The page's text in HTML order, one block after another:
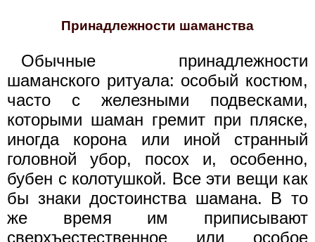
Принадлежности шаманства
Обычные принадлежности
шаманского ритуала: особый костюм,
часто с железными подвесками,
которыми шаман гремит при пляске,
иногда корона или иной странный
головной убор, посох и, особенно,
бубен с колотушкой. Все эти вещи как
бы знаки достоинства шамана. В то
же время им приписывают
сверхъестественное или особое